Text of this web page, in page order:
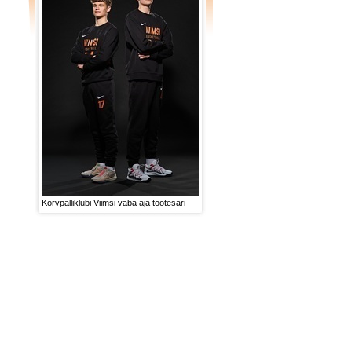
Korvpalliklubi Viimsi vaba aja tootesari